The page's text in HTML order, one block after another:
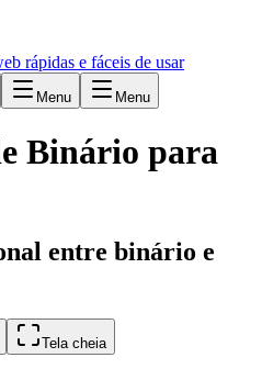
rápidas e fáceis de usar
Menu Menu
Binário para
entre binário e
Tela cheia